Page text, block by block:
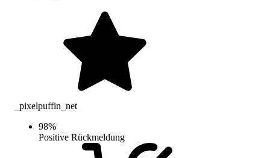
_pixelpuffin_net
98%
Positive Rückmeldung